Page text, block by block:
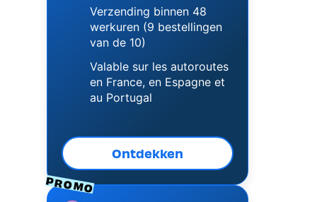
Verzending binnen 48
werkuren (9 bestellingen
van de 10)
Valable sur les autoroutes
en France, en Espagne et
au Portugal
Ontdekken
PROMO